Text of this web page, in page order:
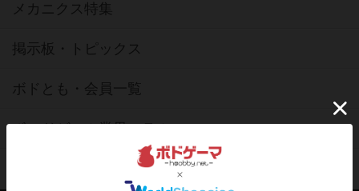
メカニクス特集
掲示板・トピックス
ボドとも・会員一覧
ボードゲーム業界コラム
ボドゲーマご利用案内